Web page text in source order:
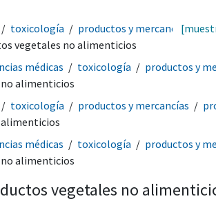
toxicología
productos y mercancías
vegetales no alimenticios
médicas toxicología productos y
alimenticios
toxicología productos y mercancías
médicas toxicología productos y
alimenticios
vegetales no